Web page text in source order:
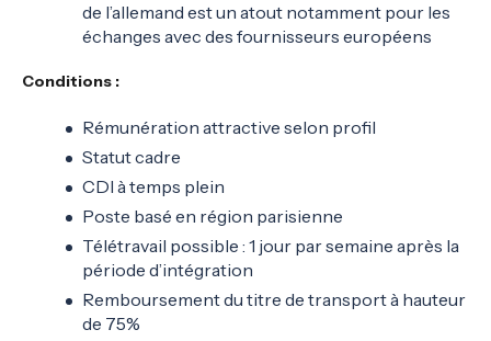
de l’allemand est un atout notamment pour les
échanges avec des fournisseurs européens
Conditions :
Rémunération attractive selon profil
Statut cadre
CDI à temps plein
Poste basé en région parisienne
Télétravail possible : 1 jour par semaine après la
période d’intégration
Remboursement du titre de transport à hauteur
de 75%